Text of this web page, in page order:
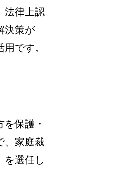
法律上認
決策が
用です。
保護・
、家庭裁
を選任し